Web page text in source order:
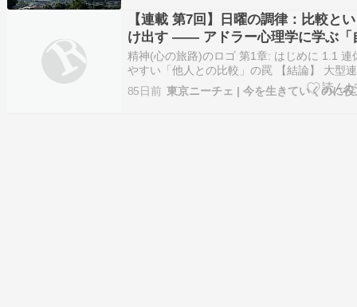
【連載 第7回】日曜の調律：比較と
け出す ―― アドラー心理学に学ぶ「
題」の切り離し ????
精神(心の旅路)のロゴ 第1章: はじめに 1.1 連
やすい「他人との比較」の罠 【結論】 大型
日常の忙しさが戻ってきた五月の半ばは、周
充実した姿がやけに目につき、無意識のうち
85日前 東京ニーチェ | 今を生きていくのに